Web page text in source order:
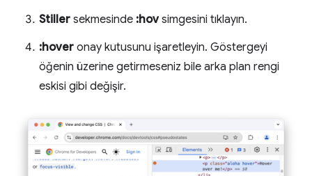
Stiller sekmesinde :hovsimgesini tıklayın.
:hover onay kutusunu işaretleyin. Göstergeyi
öğenin üzerine getirmeseniz bile arka plan rengi
eskisi gibi değişir.